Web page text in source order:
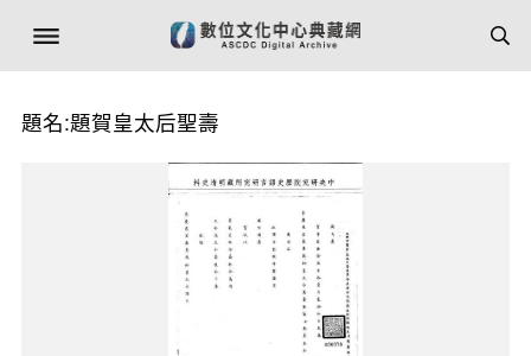
題名:題賀皇太后聖壽